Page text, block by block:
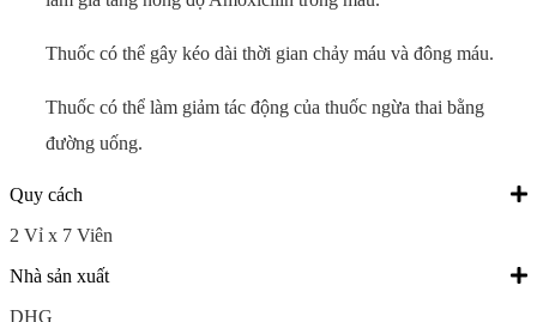
Thuốc có thể gây kéo dài thời gian chảy máu và đông máu.
Thuốc có thể làm giảm tác động của thuốc ngừa thai bằng
đường uống.
Quy cách
2 Vỉ x 7 Viên
Nhà sản xuất
DHG